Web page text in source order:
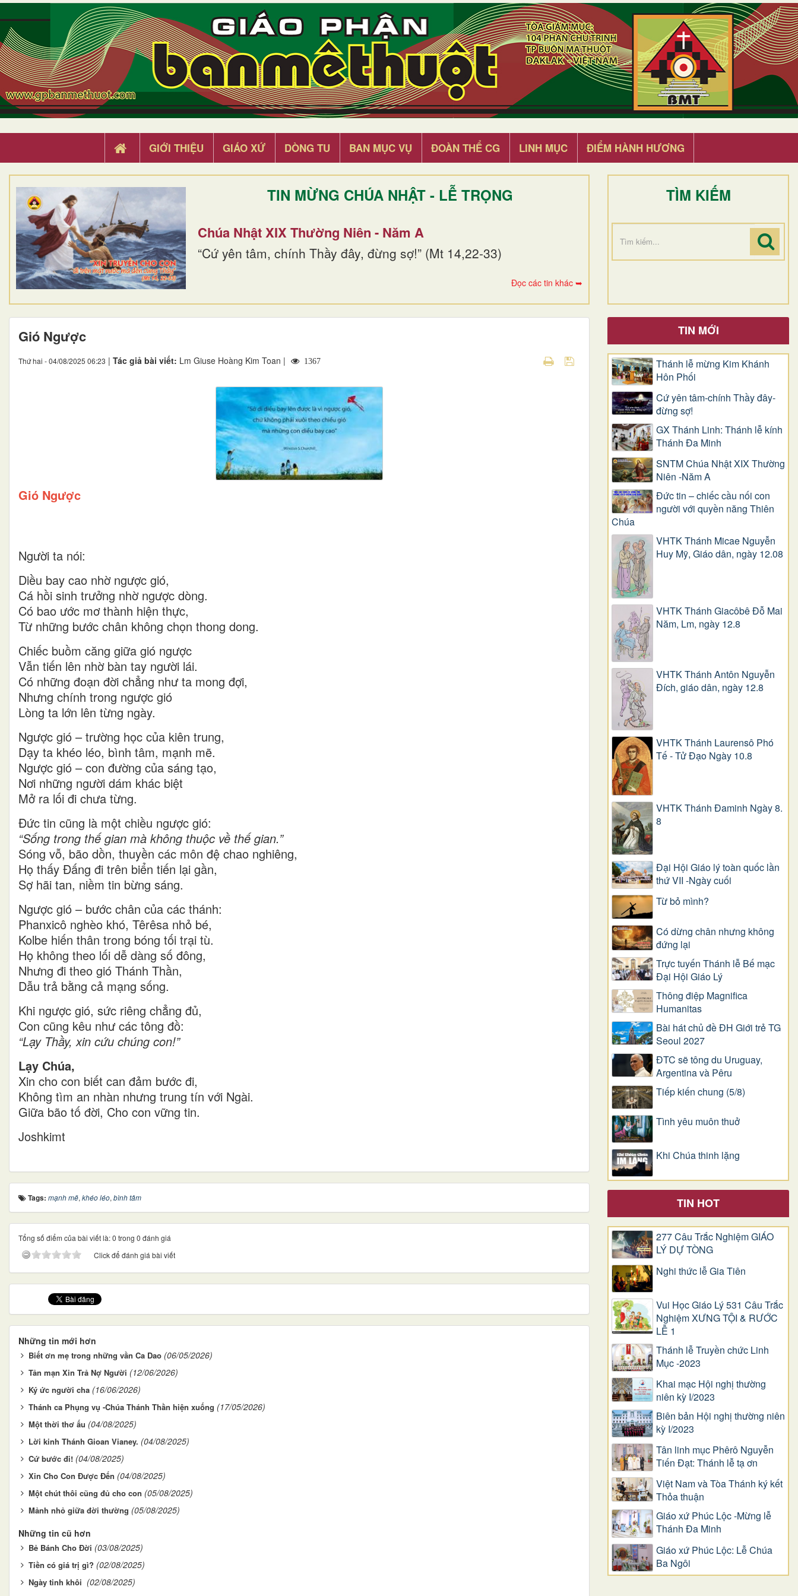
GIỚI THIỆU GIÁO XỨ DÒNG TU BAN MỤC VỤ ĐOÀN THỂ CG LINH MỤC ĐIỂM HÀNH HƯƠNG
TIN MỪNG CHÚA NHẬT - LỄ TRỌNG
Chúa Nhật XIX Thường Niên - Năm A
“Cứ yên tâm, chính Thầy đây, đừng sợ!” (Mt 14,22-33)
Đọc các tin khác ➥
TÌM KIẾM
Gió Ngược
Thứ hai - 04/08/2025 06:23 | Tác giả bài viết: Lm Giuse Hoàng Kim Toan | 1367
Gió Ngược
Người ta nói:
Diều bay cao nhờ ngược gió,
Cá hồi sinh trưởng nhờ ngược dòng.
Có bao ước mơ thành hiện thực,
Từ những bước chân không chọn thong dong.
Chiếc buồm căng giữa gió ngược
Vẫn tiến lên nhờ bàn tay người lái.
Có những đoạn đời chẳng như ta mong đợi,
Nhưng chính trong ngược gió
Lòng ta lớn lên từng ngày.
Ngược gió – trường học của kiên trung,
Dạy ta khéo léo, bình tâm, mạnh mẽ.
Ngược gió – con đường của sáng tạo,
Nơi những người dám khác biệt
Mở ra lối đi chưa từng.
Đức tin cũng là một chiều ngược gió:
“Sống trong thế gian mà không thuộc về thế gian.”
Sóng vỗ, bão dồn, thuyền các môn đệ chao nghiêng,
Họ thấy Đấng đi trên biển tiến lại gần,
Sợ hãi tan, niềm tin bừng sáng.
Ngược gió – bước chân của các thánh:
Phanxicô nghèo khó, Têrêsa nhỏ bé,
Kolbe hiến thân trong bóng tối trại tù.
Họ không theo lối dễ dàng số đông,
Nhưng đi theo gió Thánh Thần,
Dẫu trả bằng cả mạng sống.
Khi ngược gió, sức riêng chẳng đủ,
Con cũng kêu như các tông đồ:
“Lạy Thầy, xin cứu chúng con!”
Lạy Chúa,
Xin cho con biết can đảm bước đi,
Không tìm an nhàn nhưng trung tín với Ngài.
Giữa bão tố đời, Cho con vững tin.
Joshkimt
Tags: mạnh mẽ,khéo léo,bình tâm
Tổng số điểm của bài viết là: 0 trong 0 đánh giá
Click để đánh giá bài viết
Những tin mới hơn
Biết ơn mẹ trong những vần Ca Dao (06/05/2026)
Tản mạn Xin Trả Nợ Người (12/06/2026)
Ký ức người cha (16/06/2026)
Thánh ca Phụng vụ -Chúa Thánh Thần hiện xuống (17/05/2026)
Một thời thơ ấu (04/08/2025)
Lời kinh Thánh Gioan Vianey. (04/08/2025)
Cứ bước đi! (04/08/2025)
Xin Cho Con Được Đến (04/08/2025)
Một chút thôi cũng đủ cho con (05/08/2025)
Mảnh nhỏ giữa đời thường (05/08/2025)
Những tin cũ hơn
Bẻ Bánh Cho Đời (03/08/2025)
Tiền có giá trị gì? (02/08/2025)
Ngày tinh khôi (02/08/2025)
TIN MỚI
Thánh lễ mừng Kim Khánh
Hôn Phối
Cứ yên tâm-chính Thầy đây-
đừng sợ!
GX Thánh Linh: Thánh lễ kính
Thánh Đa Minh
SNTM Chúa Nhật XIX Thường
Niên -Năm A
Đức tin – chiếc cầu nối con
người với quyền năng Thiên
Chúa
VHTK Thánh Micae Nguyễn
Huy Mỹ, Giáo dân, ngày 12.08
VHTK Thánh Giacôbê Ðỗ Mai
Năm, Lm, ngày 12.8
VHTK Thánh Antôn Nguyễn
Ðích, giáo dân, ngày 12.8
VHTK Thánh Laurensô Phó
Tế - Tử Đạo Ngày 10.8
VHTK Thánh Đaminh Ngày 8.
8
Đại Hội Giáo lý toàn quốc lần
thứ VII -Ngày cuối
Từ bỏ mình?
Có dừng chân nhưng không
đứng lại
Trực tuyến Thánh lễ Bế mạc
Đại Hội Giáo Lý
Thông điệp Magnifica
Humanitas
Bài hát chủ đề ĐH Giới trẻ TG
Seoul 2027
ĐTC sẽ tông du Uruguay,
Argentina và Pêru
Tiếp kiến chung (5/8)
Tình yêu muôn thuở
Khi Chúa thinh lặng
TIN HOT
277 Câu Trắc Nghiệm GIÁO
LÝ DỰ TÒNG
Nghi thức lễ Gia Tiên
Vui Học Giáo Lý 531 Câu Trắc
Nghiệm XƯNG TỘI & RƯỚC
LỄ 1
Thánh lễ Truyền chức Linh
Mục -2023
Khai mạc Hội nghị thường
niên kỳ I/2023
Biên bản Hội nghị thường niên
kỳ I/2023
Tân linh mục Phêrô Nguyễn
Tiến Đạt: Thánh lễ tạ ơn
Việt Nam và Tòa Thánh ký kết
Thỏa thuận
Giáo xứ Phúc Lộc -Mừng lễ
Thánh Đa Minh
Giáo xứ Phúc Lộc: Lễ Chúa
Ba Ngôi